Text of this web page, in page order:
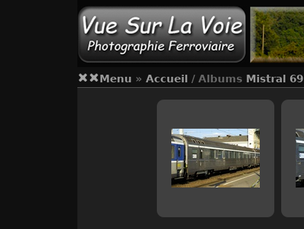
Menu » Accueil / Albums Mistral 69